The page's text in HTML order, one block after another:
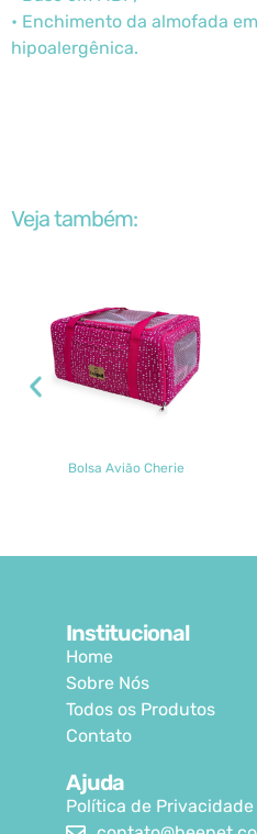
• Enchimento da almofada
hipoalergênica.
Veja também:
Bolsa Avião Cherie
Institucional
Home
Sobre Nós
Todos os Produtos
Contato
Ajuda
Política de Privacidade